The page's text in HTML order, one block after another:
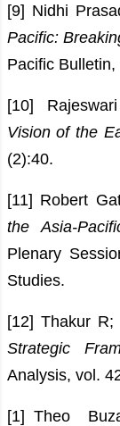
[9] Nidhi
Pacific:
Pacific Bulletin,
[10]
Vision of the
(2):40.
[11] Robert
the Asia-
Plenary
Studies.
[12] Thakur R;
Strategic
Analysis, vol.
[1] Theo